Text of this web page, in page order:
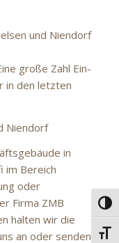
und Niendorf
große Zahl Ein-
in den letzten
Niendorf
in
im Bereich
oder
Firma ZMB
halten wir die
an oder senden